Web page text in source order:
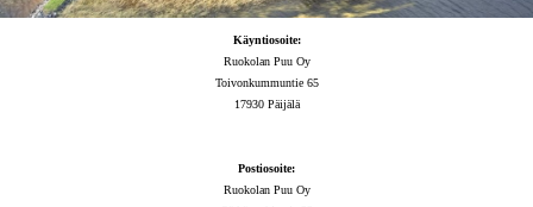
Käyntiosoite:
Ruokolan Puu Oy
Toivonkummuntie 65
17930 Päijälä
Postiosoite:
Ruokolan Puu Oy